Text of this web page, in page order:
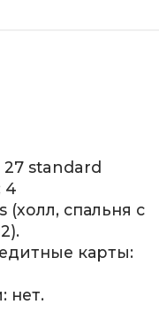
standard
4
(холл, спальня с
карты:
нет.